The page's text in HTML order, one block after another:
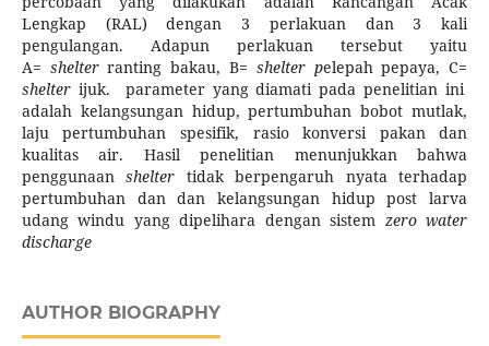
Lengkap (RAL) dengan 3 perlakuan dan 3 kali
pengulangan. Adapun perlakuan tersebut yaitu
A= shelterranting bakau, B= shelter pelepah pepaya, C=
shelter ijuk. parameter yang diamati pada penelitian ini
adalah kelangsungan hidup, pertumbuhan bobot mutlak,
laju pertumbuhan spesifik, rasio konversi pakan dan
kualitas air. Hasil penelitian menunjukkan bahwa
penggunaanshelter tidak berpengaruh nyata terhadap
pertumbuhan dan dan kelangsungan hidup post larva
udang windu yang dipelihara dengan sistem zero water
discharge
AUTHOR BIOGRAPHY